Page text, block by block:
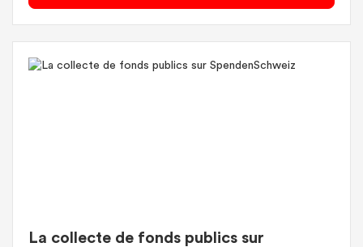
La collecte de fonds publics sur